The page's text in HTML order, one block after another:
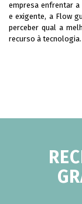
empresa enfrentar a
e exigente, a Flow
perceber qual a
recurso à tecnologia.